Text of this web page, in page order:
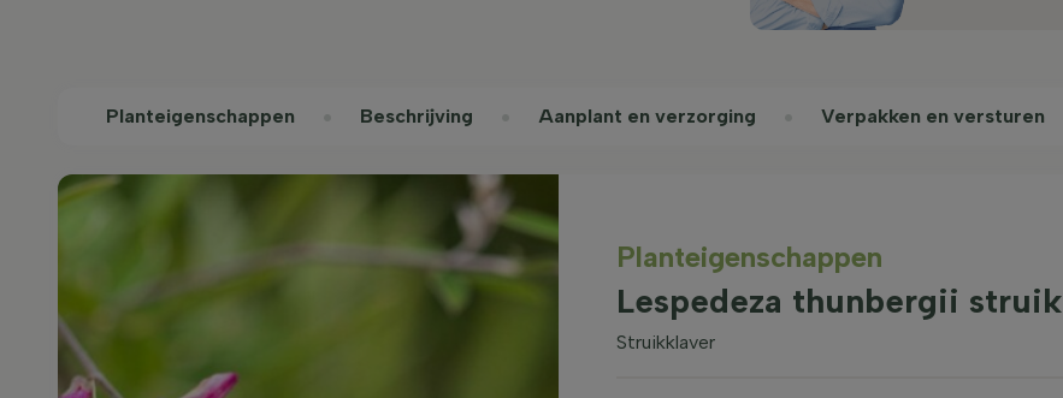
Planteigenschappen Beschrijving Aanplant en verzorging Verpakken en versturen
Planteigenschappen
Lespedeza thunbergii struik
Struikklaver